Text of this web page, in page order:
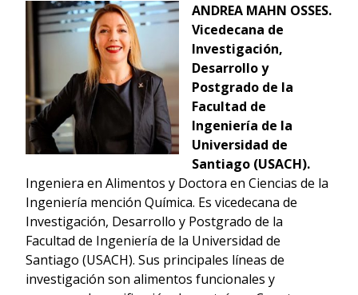
ANDREA MAHN OSSES.
Vicedecana de
Investigación,
Desarrollo y
Postgrado de la
Facultad de
Ingeniería de la
Universidad de
Santiago (USACH).
Ingeniera en Alimentos y Doctora en Ciencias de la
Ingeniería mención Química. Es vicedecana de
Investigación, Desarrollo y Postgrado de la
Facultad de Ingeniería de la Universidad de
Santiago (USACH). Sus principales líneas de
investigación son alimentos funcionales y